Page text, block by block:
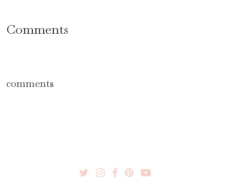
Comments
comments